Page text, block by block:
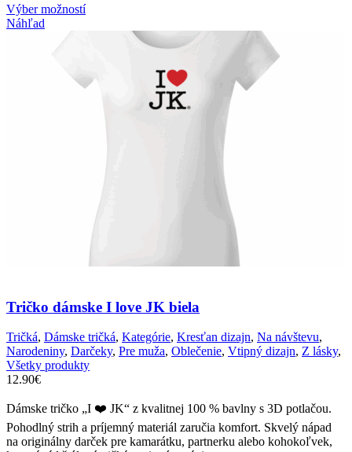
Výber možnostíTento
Možnosti
Náhľad
Tričko dámske I love JK biela
Tričká, Dámske tričká, Kategórie, Kresťan dizajn, Na návštevu,
Narodeniny, Darčeky, Pre muža, Oblečenie, Vtipný dizajn, Z lásky,
Všetky produkty
12.90€
Dámske tričko „I ❤️ JK“ z kvalitnej 100 % bavlny s 3D potlačou.
Pohodlný strih a príjemný materiál zaručia komfort. Skvelý nápad
na originálny darček pre kamarátku, partnerku alebo kohokoľvek,